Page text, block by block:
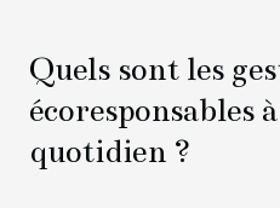
Quels sont les
écoresponsables
quotidien ?